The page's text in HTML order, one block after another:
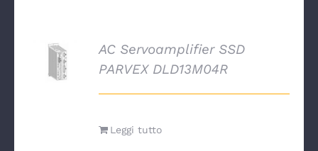
DETTAGLI
AC Servoamplifier SSD
PARVEX DLD13M04R
Leggi tutto